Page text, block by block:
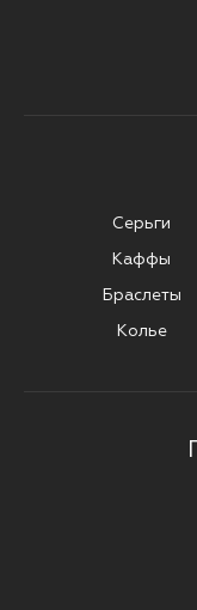
Серьги
Каффы
Браслеты
Колье